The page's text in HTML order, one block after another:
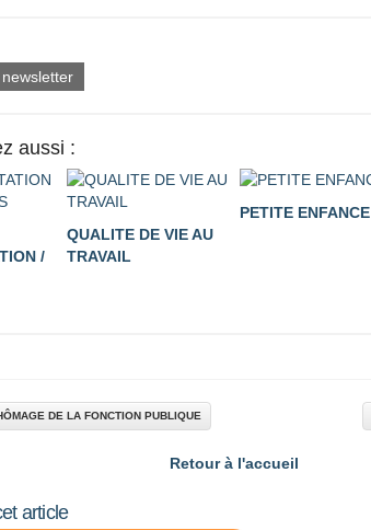
aussi :
/
QUALITE DE VIE AU
TRAVAIL
PETITE ENFANCE
DE LA FONCTION PUBLIQUE
Retour à l'accueil
article